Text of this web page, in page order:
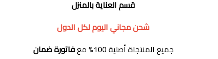
قسم العناية بالمنزل
شحن مجاني اليوم لكل الدول
جميع المنتجاة أصلية 100% مع
فاتورة ضمان